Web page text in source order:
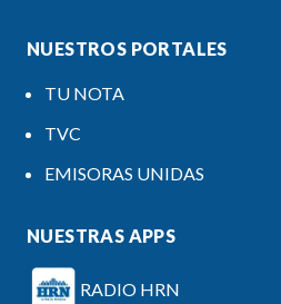
NUESTROS PORTALES
TU NOTA
TVC
EMISORAS UNIDAS
NUESTRAS APPS
RADIO HRN